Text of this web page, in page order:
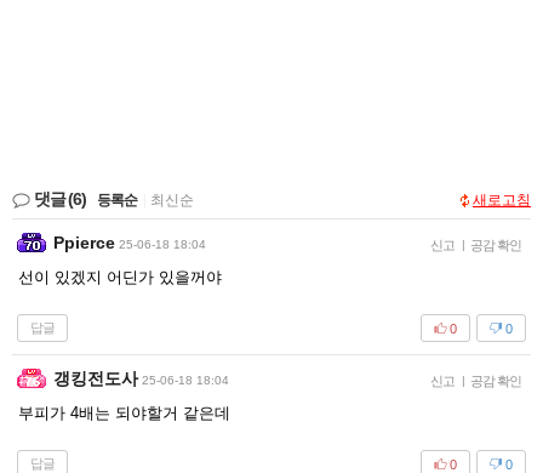
댓글(6) 등록순 최신순 새로고침
Ppierce 25-06-18 18:04 신고 | 공감 확인
선이 있겠지 어딘가 있을꺼야
답글 0
0
갱킹전도사 25-06-18 18:04 신고 | 공감 확인
부피가 4배는 되야할거 같은데
답글 0
0